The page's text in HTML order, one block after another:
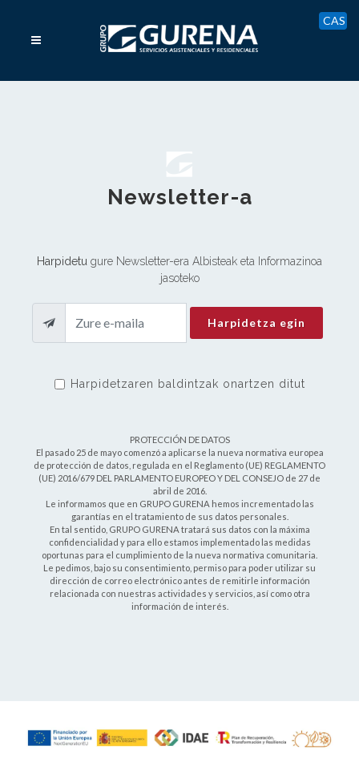
CAS
Newsletter-a
Harpidetu gure Newsletter-era Albisteak eta Informazinoa
jasoteko
Harpidetza egin
Harpidetzaren baldintzak onartzen ditut
PROTECCIÓN DE DATOS
El pasado 25 de mayo comenzó a aplicarse la nueva normativa europea
de protección de datos, regulada en el Reglamento (UE) REGLAMENTO
(UE) 2016/679 DEL PARLAMENTO EUROPEO Y DEL CONSEJO de 27 de
abril de 2016.
Le informamos que en GRUPO GURENA hemos incrementado las
garantías en el tratamiento de sus datos personales.
En tal sentido, GRUPO GURENA tratará sus datos con la máxima
confidencialidad y para ello estamos implementado las medidas
oportunas para el cumplimiento de la nueva normativa comunitaria.
Le pedimos, bajo su consentimiento, permiso para poder utilizar su
dirección de correo electrónico antes de remitirle información
relacionada con nuestras actividades y servicios, así como otra
información de interés.